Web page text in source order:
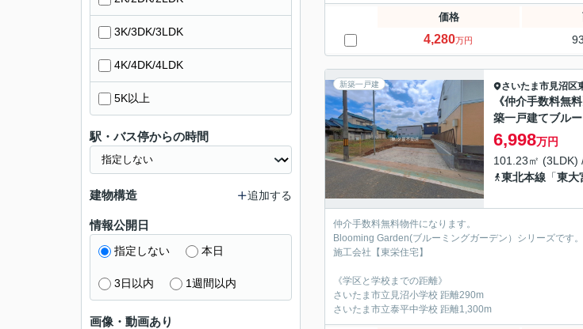
価格
4,280万円
新築一戸建 さいたま市見沼区
《仲介手数料無
築一戸建てブル
6,998万円
101.23㎡ (3LDK)
東北本線 「東大
仲介手数料無料物件になります。
Blooming Garden(ブルーミングガーデン）シリーズです。
施工会社【東栄住宅】
《学区と学校までの距離》
さいたま市立見沼小学校 距離290m
さいたま市立泰平中学校 距離1,300m
3K/3DK/3LDK
4K/4DK/4LDK
5K以上
駅・バス停からの時間
建物構造 追加する
情報公開日
指定しない 本日
3日以内 1週間以内
画像・動画あり